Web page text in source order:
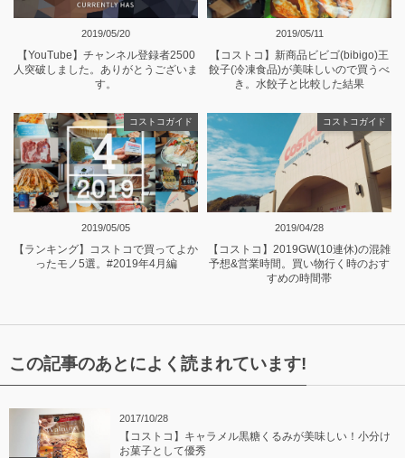
2019/05/20
【YouTube】チャンネル登録者2500
人突破しました。ありがとうございま
す。
2019/05/11
【コストコ】新商品ビビゴ(bibigo)王
餃子(冷凍食品)が美味しいので買うべ
き。水餃子と比較した結果
2019/05/05
コストコガイド
【ランキング】コストコで買ってよか
ったモノ5選。#2019年4月編
2019/04/28
コストコガイド
【コストコ】2019GW(10連休)の混雑
予想&営業時間。買い物行く時のおす
すめの時間帯
この記事のあとによく読まれています!
2017/10/28
【コストコ】キャラメル黒糖くるみが美味しい！小分け
お菓子として優秀